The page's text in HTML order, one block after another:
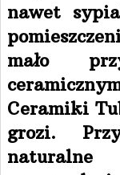
nawet
mało
Ceramiki
grozi.